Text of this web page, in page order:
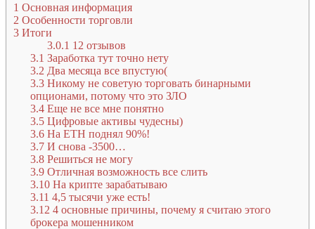
1 Основная информация
2 Особенности торговли
3 Итоги
3.0.1 12 отзывов
3.1 Заработка тут точно нету
3.2 Два месяца все впустую(
3.3 Никому не советую торговать бинарными
опционами, потому что это ЗЛО
3.4 Еще не все мне понятно
3.5 Цифровые активы чудесны)
3.6 На ETH поднял 90%!
3.7 И снова -3500…
3.8 Решиться не могу
3.9 Отличная возможность все слить
3.10 На крипте зарабатываю
3.11 4,5 тысячи уже есть!
3.12 4 основные причины, почему я считаю этого
брокера мошенником